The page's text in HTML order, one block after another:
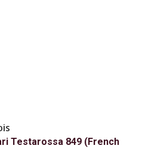
Testarossa 849 (French